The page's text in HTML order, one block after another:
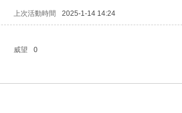
上次活動時間 2025-1-14 14:24
威望 0